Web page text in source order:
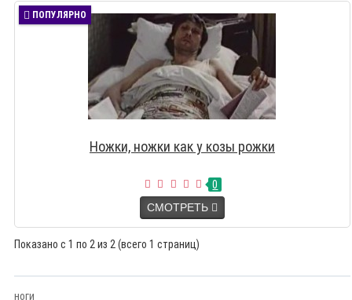
ПОПУЛЯРНО
Ножки, ножки как у козы рожки
0
СМОТРЕТЬ
Показано с 1 по 2 из 2 (всего 1 страниц)
ноги